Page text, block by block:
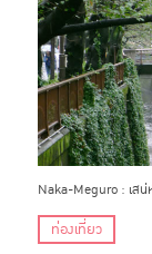
Naka-Meguro : เสน่
ท่องเที่ยว